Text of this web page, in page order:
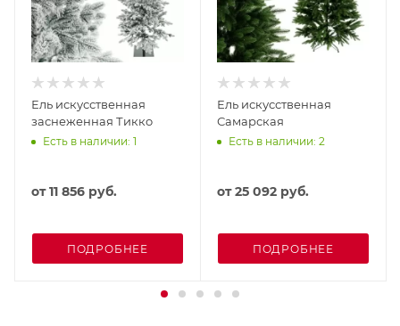
Ель искусственная
заснеженная Тикко
Есть в наличии: 1
от11 856 руб.
ПОДРОБНЕЕ
Ель искусственная
Самарская
Есть в наличии: 2
от25 092 руб.
ПОДРОБНЕЕ